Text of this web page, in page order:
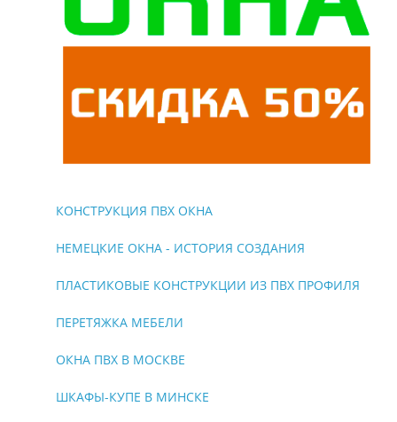
КОНСТРУКЦИЯ ПВХ ОКНА
НЕМЕЦКИЕ ОКНА - ИСТОРИЯ СОЗДАНИЯ
ПЛАСТИКОВЫЕ КОНСТРУКЦИИ ИЗ ПВХ ПРОФИЛЯ
ПЕРЕТЯЖКА МЕБЕЛИ
ОКНА ПВХ В МОСКВЕ
ШКАФЫ-КУПЕ В МИНСКЕ